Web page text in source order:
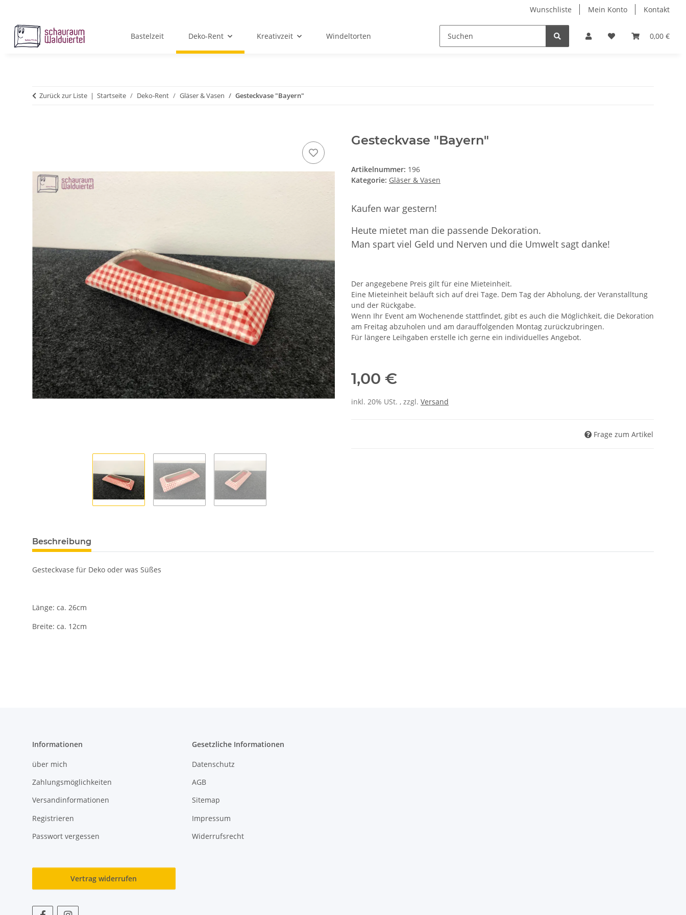
Wunschliste Mein Konto Kontakt
0,00 €
Bastelzeit Deko-Rent Kreativzeit Windeltorten
Zurück zur Liste Startseite Deko-Rent Gläser & Vasen Gesteckvase "Bayern"
Gesteckvase "Bayern"
Artikelnummer: 196
Kategorie: Gläser & Vasen
Kaufen war gestern!
Heute mietet man die passende Dekoration.
Man spart viel Geld und Nerven und die Umwelt sagt danke!
Der angegebene Preis gilt für eine Mieteinheit.
Eine Mieteinheit beläuft sich auf drei Tage. Dem Tag der Abholung, der Veranstalltung
und der Rückgabe.
Wenn Ihr Event am Wochenende stattfindet, gibt es auch die Möglichkeit, die Dekoration
am Freitag abzuholen und am darauffolgenden Montag zurückzubringen.
Für längere Leihgaben erstelle ich gerne ein individuelles Angebot.
1,00 €
inkl. 20% USt. , zzgl. Versand
Frage zum Artikel
Beschreibung
Gesteckvase für Deko oder was Süßes
Länge: ca. 26cm
Breite: ca. 12cm
Informationen
über mich
Zahlungsmöglichkeiten
Versandinformationen
Registrieren
Passwort vergessen
Gesetzliche Informationen
Datenschutz
AGB
Sitemap
Impressum
Widerrufsrecht
Vertrag widerrufen